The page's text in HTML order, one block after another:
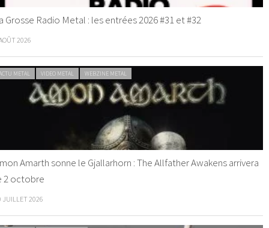
Grosse Radio Metal : les entrées 2026 #31 et #32
2026
METAL VIDEO METAL WEBZINE METAL
Amarth sonne le Gjallarhorn : The Allfather Awakens arrivera
2 octobre
JUILLET 2026